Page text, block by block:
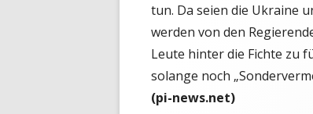
tun. Da seien die Ukraine
werden von den
Leute hinter die Fichte zu
solange noch
(pi-news.net)